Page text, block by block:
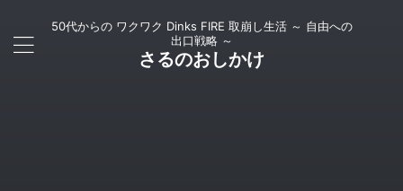
50代からの ワクワク Dinks FIRE 取崩し生活 ～ 自由への
出口戦略 ～
さるのおしかけ